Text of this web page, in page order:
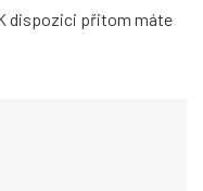
dispozici přitom máte